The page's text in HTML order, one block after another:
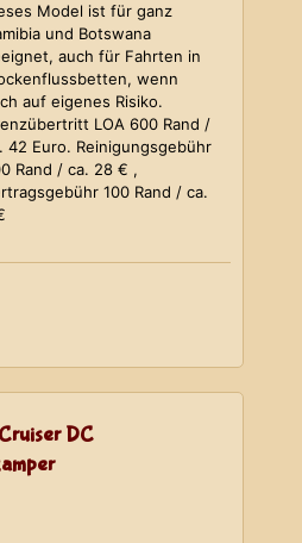
Model ist für ganz
und Botswana
auch für Fahrten in
wenn
auf eigenes Risiko.
LOA 600 Rand /
42 Euro. Reinigungsgebühr
Rand / ca. 28 € ,
100 Rand / ca.
DC